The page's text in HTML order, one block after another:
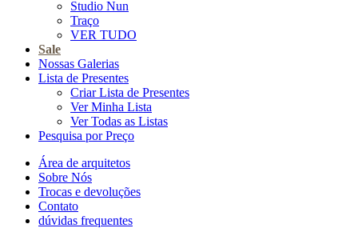
Studio Nun
Traço
VER TUDO
Sale
Nossas Galerias
Lista de Presentes
Criar Lista de Presentes
Ver Minha Lista
Ver Todas as Listas
Pesquisa por Preço
Área de arquitetos
Sobre Nós
Trocas e devoluções
Contato
dúvidas frequentes